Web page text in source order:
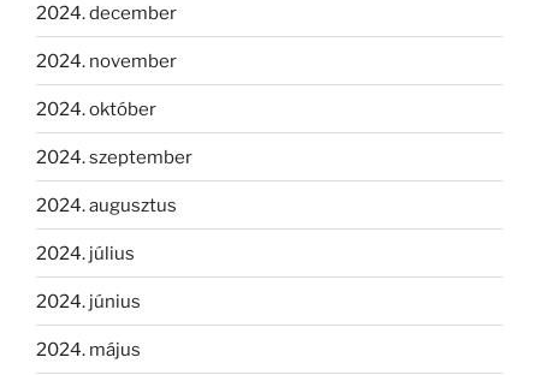
2024. december
2024. november
2024. október
2024. szeptember
2024. augusztus
2024. július
2024. június
2024. május